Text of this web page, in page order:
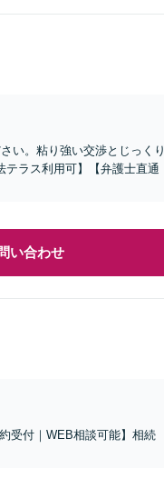
い。粘り強い交渉とじっくり
テラス利用可】【弁護士直通
い合わせ
受付｜WEB相談可能】相続